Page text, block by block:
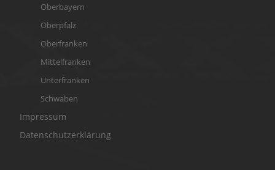
Oberbayern
Oberpfalz
Oberfranken
Mittelfranken
Unterfranken
Schwaben
Impressum
Datenschutzerklärung